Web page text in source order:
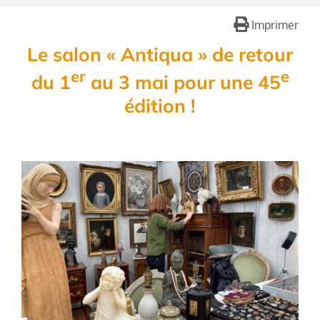
Imprimer
Le salon « Antiqua » de retour
du 1erau 3 mai pour une 45e
édition !